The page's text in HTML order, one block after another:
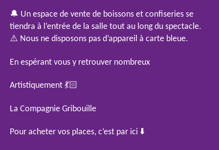
🔔 Un espace de vente de boissons et confiseries se
tiendra à l’entrée de la salle tout au long du spectacle.
⚠️ Nous ne disposons pas d’appareil à carte bleue.
En espérant vous y retrouver nombreux
Artistiquement 💃🏻
La Compagnie Gribouille
Pour acheter vos places, c’est par ici ⬇️